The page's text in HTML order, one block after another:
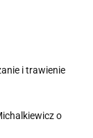
i trawienie
o